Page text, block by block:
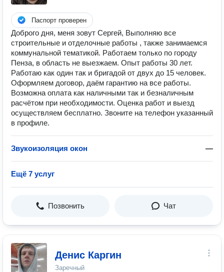
Паспорт проверен
Доброго дня, меня зовут Сергей, Выполняю все
строительные и отделочные работы , также занимаемся
коммунальной тематикой. Работаем только по городу
Пенза, в область не выезжаем. Опыт работы 30 лет.
Работаю как один так и бригадой от двух до 15 человек.
Оформляем договор, даём гарантию на все работы.
Возможна оплата как наличными так и безналичным
расчётом при необходимости. Оценка работ и выезд
осуществляем бесплатно. Звоните на телефон указанный
в профиле.
Звукоизоляция окон —
Ещё 7 услуг
Позвонить Чат
Денис Каргин
Заречный